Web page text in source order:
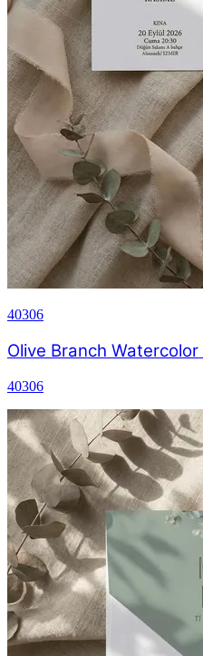
40306
Olive Branch
40306